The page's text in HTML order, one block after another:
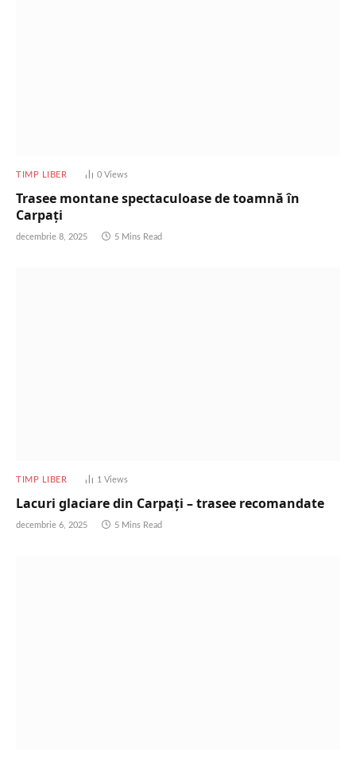
TIMP LIBER 0 Views
Trasee montane spectaculoase de toamnă în
Carpați
decembrie 8, 2025 5 Mins Read
TIMP LIBER 1 Views
Lacuri glaciare din Carpați – trasee recomandate
decembrie 6, 2025 5 Mins Read